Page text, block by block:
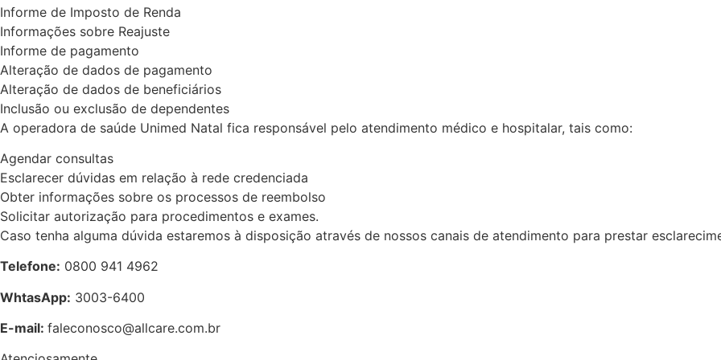
Informe de Imposto de Renda
Informações sobre Reajuste
Informe de pagamento
Alteração de dados de pagamento
Alteração de dados de beneficiários
Inclusão ou exclusão de dependentes
A operadora de saúde Unimed Natal fica responsável pelo atendimento médico e hospitalar, tais como:
Agendar consultas
Esclarecer dúvidas em relação à rede credenciada
Obter informações sobre os processos de reembolso
Solicitar autorização para procedimentos e exames.
Caso tenha alguma dúvida estaremos à disposição através de nossos canais de atendimento para prestar
Telefone: 0800 941 4962
WhtasApp: 3003-6400
E-mail: faleconosco@allcare.com.br